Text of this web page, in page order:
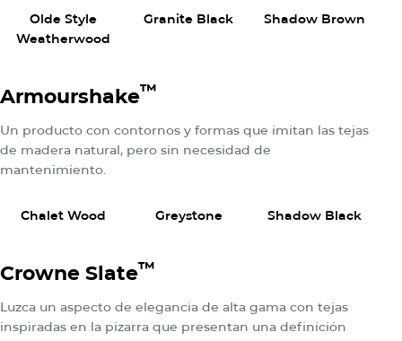
Olde Style
Weatherwood
Granite Black Shadow Brown
Armourshake™
Un producto con contornos y formas que imitan las tejas
de madera natural, pero sin necesidad de
mantenimiento.
Chalet Wood Greystone Shadow Black
Crowne Slate™
Luzca un aspecto de elegancia de alta gama con tejas
inspiradas en la pizarra que presentan una definición